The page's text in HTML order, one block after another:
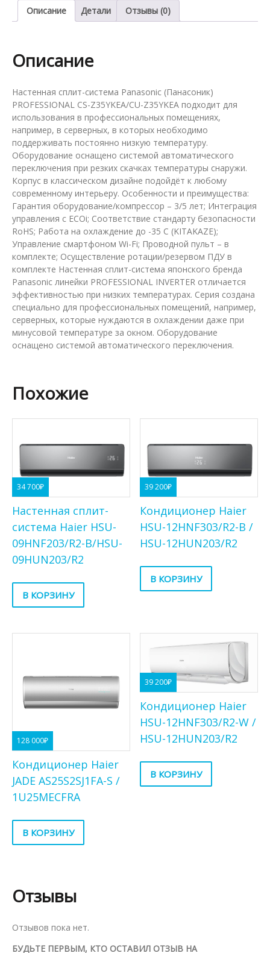
Z35YKEA
Описание Детали Отзывы (0)
Описание
Настенная сплит-система Panasonic (Панасоник)
PROFESSIONAL CS-Z35YKEA/CU-Z35YKEA подходит для
использования в профессиональных помещениях,
например, в серверных, в которых необходимо
поддерживать постоянно низкую температуру.
Оборудование оснащено системой автоматического
переключения при резких скачках температуры снаружи.
Корпус в классическом дизайне подойдёт к любому
современному интерьеру. Особенности и преимущества:
Гарантия оборудование/компрессор – 3/5 лет; Интеграция
управления с ECOi; Соответствие стандарту безопасности
RoHS; Работа на охлаждение до -35 С (KITAKAZE);
Управление смартфоном Wi-Fi; Проводной пульт – в
комплекте; Осуществление ротации/резервом ПДУ в
комплекте Настенная сплит-система японского бренда
Panasonic линейки PROFESSIONAL INVERTER отличается
эффективностью при низких температурах. Серия создана
специально для профессиональных помещений, например,
серверных, которые нуждаются в охлаждении даже при
минусовой температуре за окном. Оборудование
оснащено системой автоматического переключения.
Похожие
34 700₽
Настенная сплит-
система Haier HSU-
09HNF203/R2-B/HSU-
09HUN203/R2
В КОРЗИНУ
39 200₽
Кондиционер Haier
HSU-12HNF303/R2-B /
HSU-12HUN203/R2
В КОРЗИНУ
128 000₽
Кондиционер Haier
JADE AS25S2SJ1FA-S /
1U25MECFRA
В КОРЗИНУ
39 200₽
Кондиционер Haier
HSU-12HNF303/R2-W /
HSU-12HUN203/R2
В КОРЗИНУ
Отзывы
Отзывов пока нет.
БУДЬТЕ ПЕРВЫМ, КТО ОСТАВИЛ ОТЗЫВ НА